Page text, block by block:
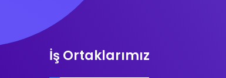
İş Ortaklarımız